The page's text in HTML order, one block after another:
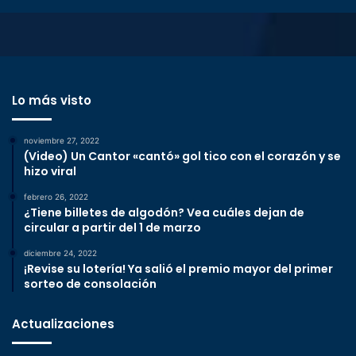
Lo más visto
noviembre 27, 2022
(Video) Un Cantor «cantó» gol tico con el corazón y se
hizo viral
febrero 26, 2022
¿Tiene billetes de algodón? Vea cuáles dejan de
circular a partir del 1 de marzo
diciembre 24, 2022
¡Revise su lotería! Ya salió el premio mayor del primer
sorteo de consolación
Actualizaciones